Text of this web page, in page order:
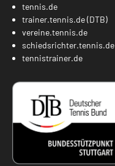
tennis.de
trainer.tennis.de (DTB)
vereine.tennis.de
schiedsrichter.tennis.de
tennistrainer.de